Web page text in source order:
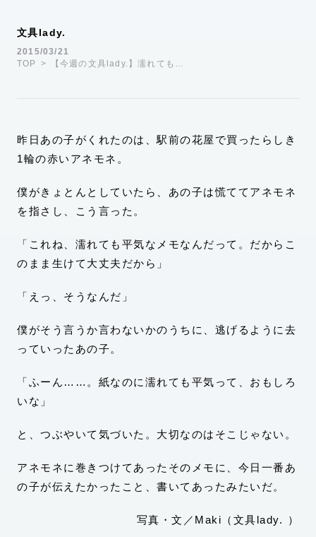
文具lady.
2015/03/21
TOP
【今週の文具lady.】濡れても…
昨日あの子がくれたのは、駅前の花屋で買ったらしき
1輪の赤いアネモネ。
僕がきょとんとしていたら、あの子は慌ててアネモネ
を指さし、こう言った。
「これね、濡れても平気なメモなんだって。だからこ
のまま生けて大丈夫だから」
「えっ、そうなんだ」
僕がそう言うか言わないかのうちに、逃げるように去
っていったあの子。
「ふーん……。紙なのに濡れても平気って、おもしろ
いな」
と、つぶやいて気づいた。大切なのはそこじゃない。
アネモネに巻きつけてあったそのメモに、今日一番あ
の子が伝えたかったこと、書いてあったみたいだ。
写真・文／Maki（文具lady. ）